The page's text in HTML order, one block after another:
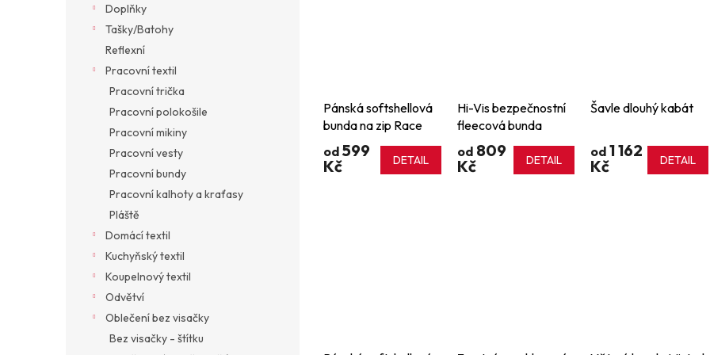
Doplňky
Tašky/Batohy
Reflexní
Pracovní textil
Pracovní trička
Pracovní polokošile
Pracovní mikiny
Pracovní vesty
Pracovní bundy
Pracovní kalhoty a kraťasy
Pláště
Domácí textil
Kuchyňský textil
Koupelnový textil
Odvětví
Oblečení bez visačky
Bez visačky - štítku
Pánská softshellová
bunda na zip Race
od 599
Kč
DETAIL
Hi-Vis bezpečnostní
fleecová bunda
Bergen
od809
Kč
DETAIL
Šavle dlouhý kabát
od 1 162
Kč
DETAIL